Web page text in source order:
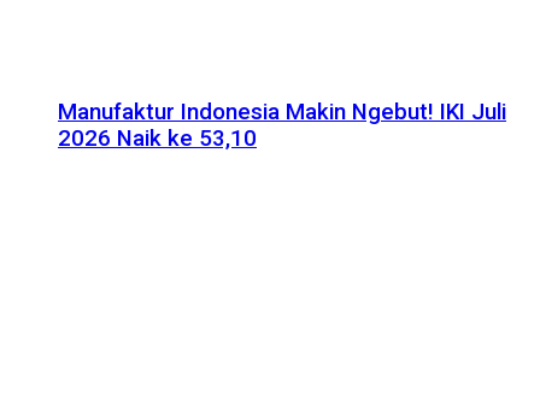
Manufaktur Indonesia Makin Ngebut! IKI Juli
2026 Naik ke 53,10